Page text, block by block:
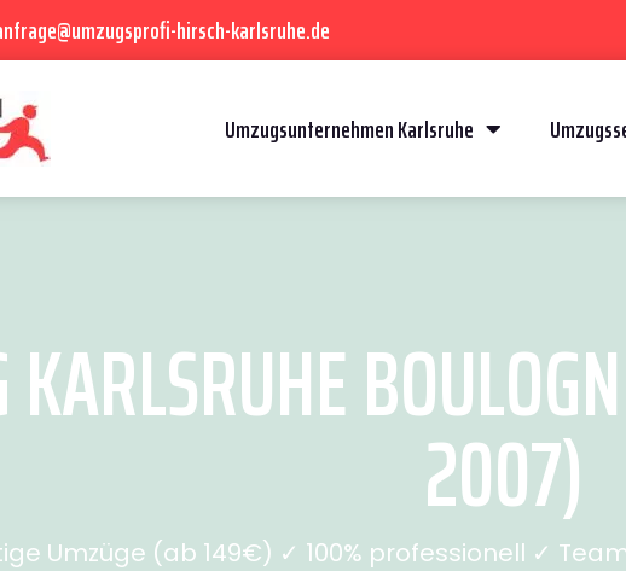
hirsch-karlsruhe.de
Umzugsunternehmen Karlsruhe
2007)
Umzüge (ab 149€) ✓ 100% professionell ✓